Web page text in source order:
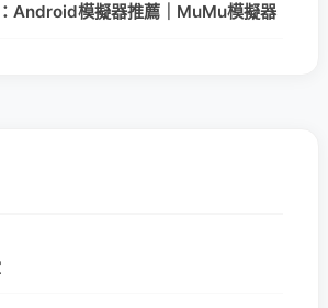
Android模擬器推薦｜MuMu模擬器